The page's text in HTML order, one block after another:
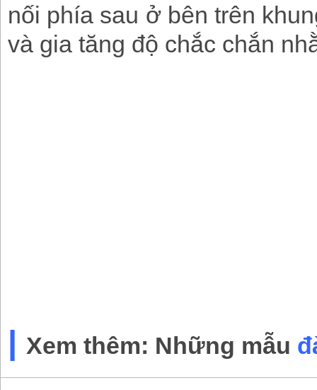
nối phía sau ở bên trên
và gia tăng độ chắc chắn
| Xem thêm: Những mẫu